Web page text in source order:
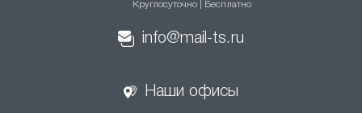
Круглосуточно | Бесплатно
info@mail-ts.ru
Наши офисы